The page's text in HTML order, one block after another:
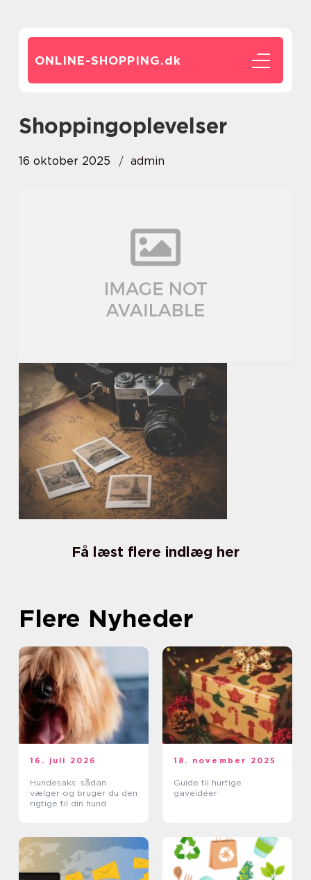
ONLINE-SHOPPING.dk
Shoppingoplevelser
16 oktober 2025 admin
Få læst flere indlæg her
Flere Nyheder
16. juli 2026
Hundesaks: sådan
vælger og bruger du den
rigtige til din hund
18. november 2025
Guide til hurtige
gaveidéer